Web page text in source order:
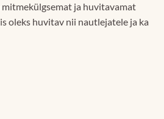
ja huvitavamat
oleks huvitav nii nautlejatele ja ka